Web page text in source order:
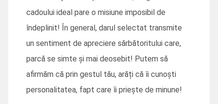
cadoului ideal pare o misiune imposibil de
îndeplinit! În general, darul selectat transmite
un sentiment de apreciere sărbătoritului care,
parcă se simte și mai deosebit! Putem să
afirmăm că prin gestul tău, arăți că îi cunoști
personalitatea, fapt care îi priește de minune!